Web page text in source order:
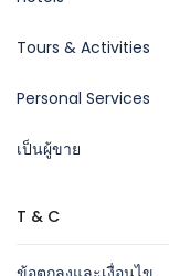
Tours & Activities
Personal Services
เป็นผู้ขาย
T & C